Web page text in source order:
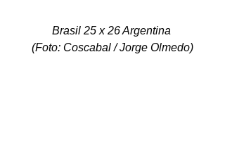
Brasil 25 x 26 Argentina
(Foto: Coscabal / Jorge Olmedo)